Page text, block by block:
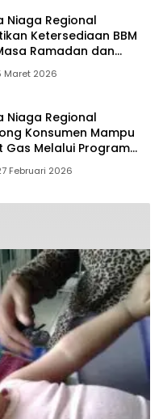
Niaga Regional
Ketersediaan BBM
Ramadan dan
Maret 2026
Niaga Regional
Konsumen Mampu
Gas Melalui Program
Timur
Februari 2026